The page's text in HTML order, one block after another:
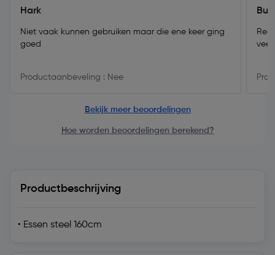
Hark
Niet vaak kunnen gebruiken maar die ene keer ging
goed
Productaanbeveling : Nee
veel
Bekijk meer beoordelingen
Hoe worden beoordelingen berekend?
Productbeschrijving
• Essen steel 160cm